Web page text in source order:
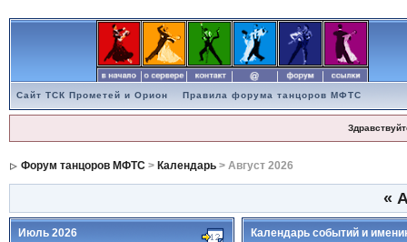
Сайт ТСК Прометей и Орион Правила форума танцоров МФТС
Форум танцоров МФТС> Календарь> Август 2026
«
Июль 2026 Календарь событий и